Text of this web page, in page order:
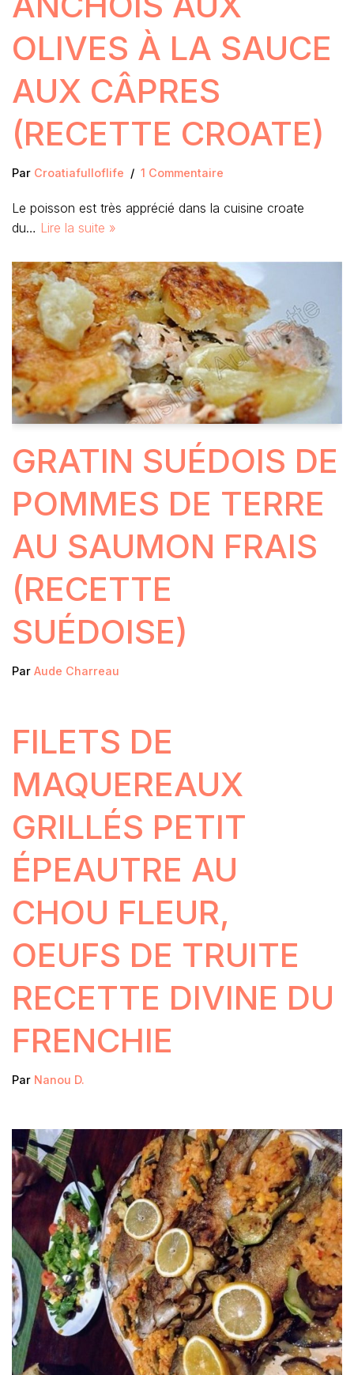
OLIVES À LA SAUCE
AUX CÂPRES
(RECETTE CROATE)
Par Croatiafulloflife 1 Commentaire
Le poisson est très apprécié dans la cuisine croate
du… Lire la suite »
GRATIN SUÉDOIS DE
POMMES DE TERRE
AU SAUMON FRAIS
(RECETTE
SUÉDOISE)
Par Aude Charreau
FILETS DE
MAQUEREAUX
GRILLÉS PETIT
ÉPEAUTRE AU
CHOU FLEUR,
OEUFS DE TRUITE
RECETTE DIVINE DU
FRENCHIE
Par Nanou D.